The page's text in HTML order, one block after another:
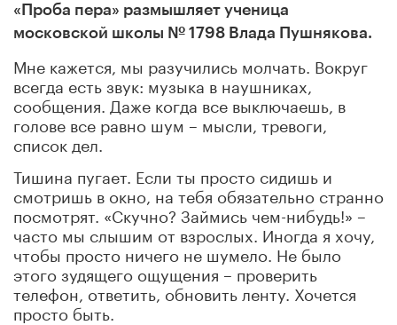
«Проба пера» размышляет ученица
московской школы № 1798 Влада Пушнякова.
Мне кажется, мы разучились молчать. Вокруг
всегда есть звук: музыка в наушниках,
сообщения. Даже когда все выключаешь, в
голове все равно шум – мысли, тревоги,
список дел.
Тишина пугает. Если ты просто сидишь и
смотришь в окно, на тебя обязательно странно
посмотрят. «Скучно? Займись чем-нибудь!» –
часто мы слышим от взрослых. Иногда я хочу,
чтобы просто ничего не шумело. Не было
этого зудящего ощущения – проверить
телефон, ответить, обновить ленту. Хочется
просто быть.